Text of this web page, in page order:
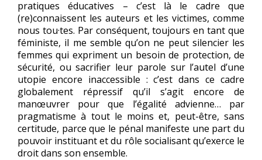
pratiques éducatives – c’est là le cadre que
(re)connaissent les auteurs et les victimes, comme
nous tou·tes. Par conséquent, toujours en tant que
féministe, il me semble qu’on ne peut silencier les
femmes qui expriment un besoin de protection, de
sécurité, ou sacrifier leur parole sur l’autel d’une
utopie encore inaccessible : c’est dans ce cadre
globalement répressif qu’il s’agit encore de
manœuvrer pour que l’égalité advienne… par
pragmatisme à tout le moins et, peut-être, sans
certitude, parce que le pénal manifeste une part du
pouvoir instituant et du rôle socialisant qu’exerce le
droit dans son ensemble.